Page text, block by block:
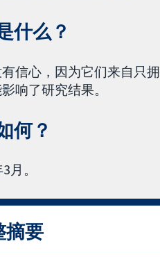
什么？
信心，因为它们来自只
响了研究结果。
何？
月。
摘要